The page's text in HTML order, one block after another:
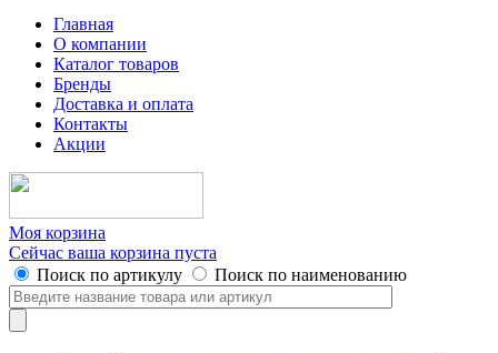
Главная
О компании
Каталог товаров
Бренды
Доставка и оплата
Контакты
Акции
Моя корзина
Сейчас ваша корзина пуста
Поиск по артикулу
Поиск по наименованию